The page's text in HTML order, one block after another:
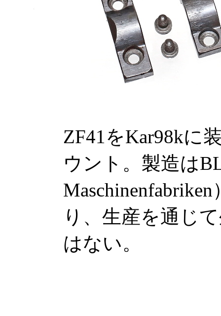
ZF41をKar98kに
ウント。製造は
り、生産を通じ
はない。